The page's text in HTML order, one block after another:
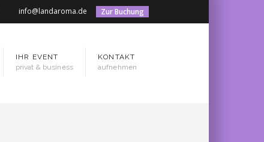
Zur Buchung
info@landaroma.de
IHR EVENT
privat & business
KONTAKT
aufnehmen